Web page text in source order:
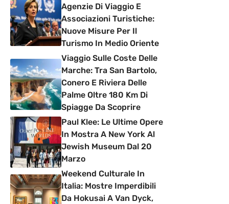
Agenzie Di Viaggio E
Associazioni Turistiche:
Nuove Misure Per Il
Turismo In Medio Oriente
Viaggio Sulle Coste Delle
Marche: Tra San Bartolo,
Conero E Riviera Delle
Palme Oltre 180 Km Di
Spiagge Da Scoprire
Paul Klee: Le Ultime Opere
In Mostra A New York Al
Jewish Museum Dal 20
Marzo
Weekend Culturale In
Italia: Mostre Imperdibili
Da Hokusai A Van Dyck,